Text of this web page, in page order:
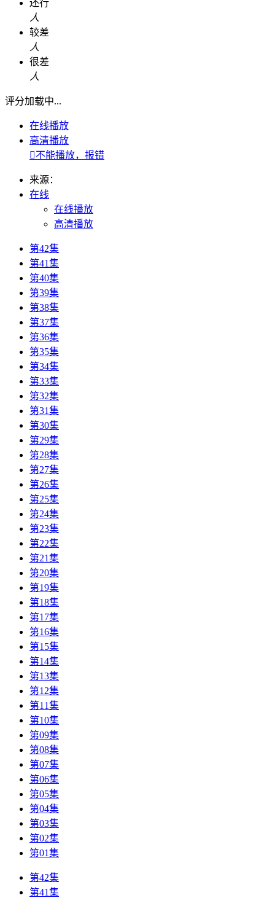
还行
人
较差
人
很差
人
评分加载中...
在线播放
高清播放
不能播放，报错
来源：
在线
在线播放
高清播放
第42集
第41集
第40集
第39集
第38集
第37集
第36集
第35集
第34集
第33集
第32集
第31集
第30集
第29集
第28集
第27集
第26集
第25集
第24集
第23集
第22集
第21集
第20集
第19集
第18集
第17集
第16集
第15集
第14集
第13集
第12集
第11集
第10集
第09集
第08集
第07集
第06集
第05集
第04集
第03集
第02集
第01集
第42集
第41集